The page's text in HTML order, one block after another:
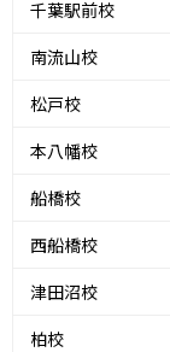
千葉駅前校
南流山校
松戸校
本八幡校
船橋校
西船橋校
津田沼校
柏校